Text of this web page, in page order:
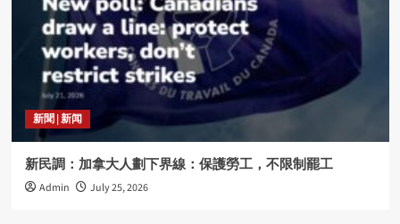
新聞 | 新闻
新民調：加拿大人劃下界線：保護勞工，不限制罷工
Admin July 25, 2026